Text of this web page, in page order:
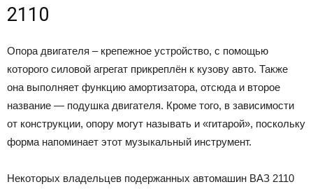
2110
Опора двигателя – крепежное устройство, с помощью
которого силовой агрегат прикреплён к кузову авто. Также
она выполняет функцию амортизатора, отсюда и второе
название — подушка двигателя. Кроме того, в зависимости
от конструкции, опору могут называть и «гитарой», поскольку
форма напоминает этот музыкальный инструмент.
Некоторых владельцев подержанных автомашин ВАЗ 2110